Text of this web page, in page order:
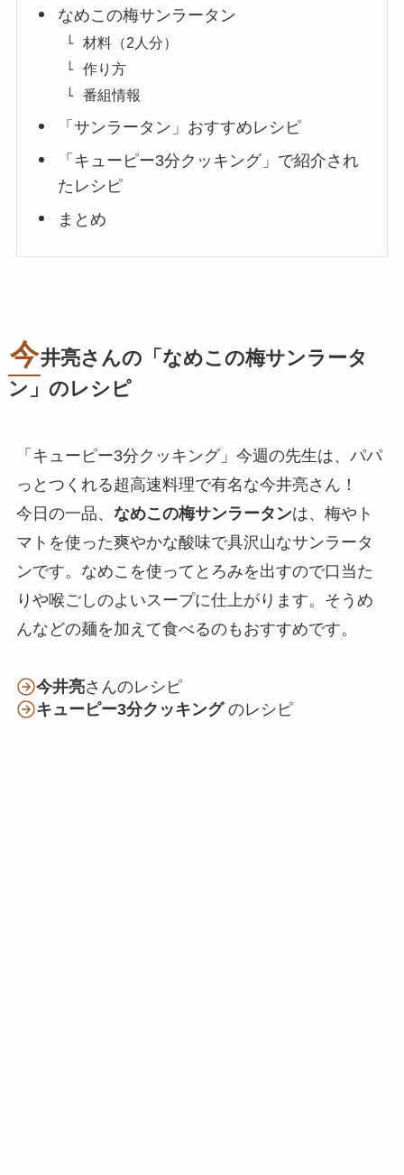
なめこの梅サンラータン
材料（2人分）
作り方
番組情報
「サンラータン」おすすめレシピ
「キューピー3分クッキング」で紹介され
たレシピ
まとめ
今井亮さんの「 なめこの梅サンラータ
ン 」のレシピ
「キューピー3分クッキング」今週の先生は、パパ
っとつくれる超高速料理で有名な今井亮さん！
今日の一品、 なめこの梅サンラータンは、梅やト
マトを使った爽やかな酸味で具沢山なサンラータ
ンです。なめこを使ってとろみを出すので口当た
りや喉ごしのよいスープに仕上がります。そうめ
んなどの麺を加えて食べるのもおすすめです。
今井亮さんのレシピ
キューピー3分クッキングのレシピ